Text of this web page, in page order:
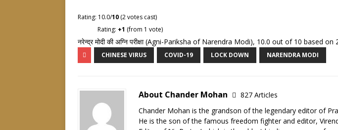
Rating: 10.0/10 (2 votes cast)
Rating: +1 (from 1 vote)
नरेन्द्र मोदी की अग्नि परीक्षा (Agni-Pariksha of Narendra Modi), 10.0 out of 10 based on
CHINESE VIRUS COVID-19 LOCK DOWN NARENDRA MODI
About Chander Mohan
827 Articles
Chander Mohan is the grandson of the legendary editor of
He is the son of the famous freedom fighter and editor,